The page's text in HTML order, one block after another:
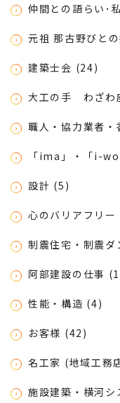
仲間との語らい･
元祖 那古野びと
建築士会 (24)
大工の手 わざわ
職人・協力業者
「ima」・「i-
設計 (5)
心のバリアフリ
制震住宅・制震
阿部建設の仕事
性能・構造 (4)
お客様 (42)
名工家 (地域工務
施設建築・横河